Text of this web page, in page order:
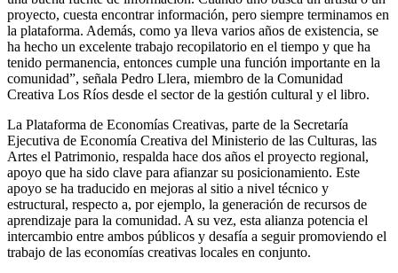
proyecto, cuesta encontrar información, pero siempre terminamos en
la plataforma. Además, como ya lleva varios años de existencia, se
ha hecho un excelente trabajo recopilatorio en el tiempo y que ha
tenido permanencia, entonces cumple una función importante en la
comunidad”, señala Pedro Llera, miembro de la Comunidad
Creativa Los Ríos desde el sector de la gestión cultural y el libro.
La Plataforma de Economías Creativas, parte de la Secretaría
Ejecutiva de Economía Creativa del Ministerio de las Culturas, las
Artes el Patrimonio, respalda hace dos años el proyecto regional,
apoyo que ha sido clave para afianzar su posicionamiento. Este
apoyo se ha traducido en mejoras al sitio a nivel técnico y
estructural, respecto a, por ejemplo, la generación de recursos de
aprendizaje para la comunidad. A su vez, esta alianza potencia el
intercambio entre ambos públicos y desafía a seguir promoviendo el
trabajo de las economías creativas locales en conjunto.